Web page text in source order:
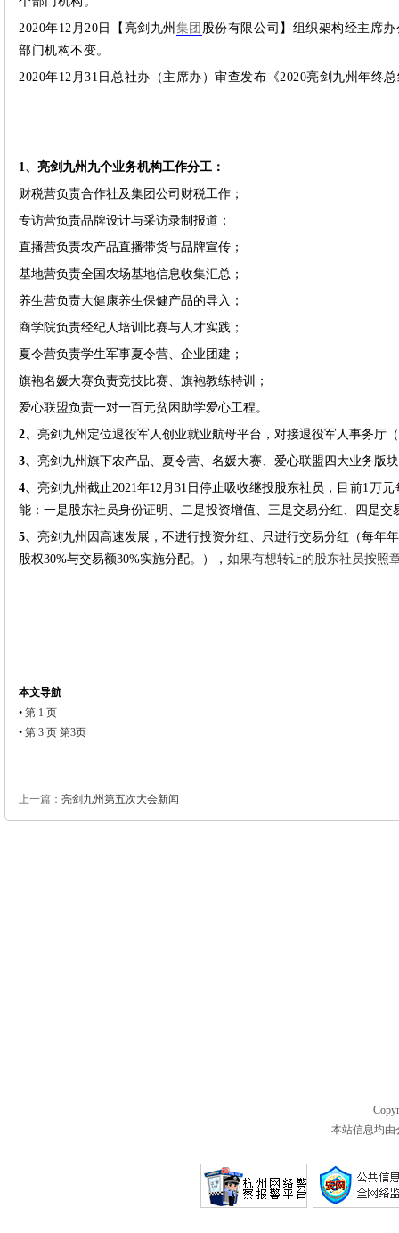
2020年12月20日【亮剑九州 集团 股份有限公司】组织架构经主席
部门机构不变。
2020年12月31日总社办（主席办）审查发布《2020亮剑九州年终
1、亮剑九州九个业务机构工作分工：
财税营负责合作社及集团公司财税工作；
专访营负责品牌设计与采访录制报道；
直播营负责农产品直播带货与品牌宣传；
基地营负责全国农场基地信息收集汇总；
养生营负责大健康养生保健产品的导入；
商学院负责经纪人培训 比赛与人才实践；
夏令营负责学生军事夏令营、企业团建；
旗袍名媛大赛负责竞技比赛、 旗袍教练特训
；
爱心联盟负责一对一百元贫困助学爱心工程。
2、 亮剑九州定位退役军人创业就业航母平台，对接退役军人事务厅
3、 亮剑九州旗下农产品、夏令营、名媛大赛、爱心联盟四大业务版
4、 亮剑九州截止2021年12月31日停止吸收继投股东社员， 目前1万
能：一是股东社员身份证明、二是投资增值、三是交易分红、四是
5、 亮剑九州因高速发展，不进行投资分红、只进行交易分红（每年
股权30%与交易额30%实施分配。）， 如果有想转让的股东社员按照
本文导航
• 第 1 页
• 第 3 页 第3页
上一篇： 亮剑九州第五次大会新闻
本站信息均由